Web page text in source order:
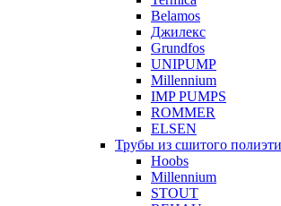
Belamos
Джилекс
Grundfos
UNIPUMP
Millennium
IMP PUMPS
ROMMER
ELSEN
Трубы из сшитого
Hoobs
Millennium
STOUT